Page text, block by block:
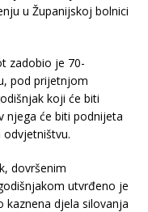
u Županijskoj bolnici
zadobio je 70-
pod prijetnjom
koji će biti
njega će biti podnijeta
odvjetništvu.
dovršenim
utvrđeno je
kaznena djela silovanja